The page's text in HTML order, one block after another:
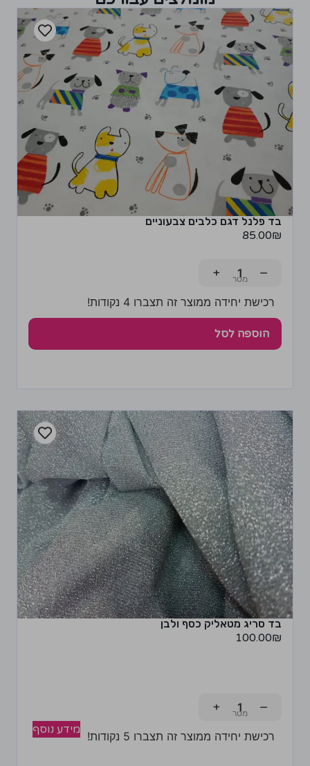
בד פלנל דגם כלבים צבעוניים
85.00₪
−
+
רכישת יחידה ממוצר זה תצברו 4 נקודות!
הוספה לסל
בד סריג מטאליק כסף ולבן
100.00₪
−
+
רכישת יחידה ממוצר זה תצברו 5 נקודות! מידע נוסף